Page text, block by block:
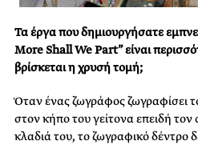
Τα έργα που δημιουργήσατε
More Shall We Part” είναι
βρίσκεται η χρυσή τομή;
Όταν ένας ζωγράφος ζωγραφίσει
στον κήπο του γείτονα επειδή τον
κλαδιά του, το ζωγραφικό δέντρο